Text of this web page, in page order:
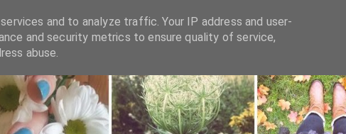
and to analyze traffic. Your IP address and user-
and security metrics to ensure quality of service,
abuse.